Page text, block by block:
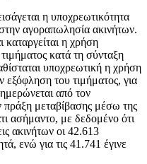
η υποχρεωτικότητα
αγοραπωλησία ακινήτων.
καταργείται η χρήση
κατά τη σύνταξη
υποχρεωτική η χρήση
του τιμήματος, για
από τον
μεταβίβασης μέσω της
ασήμαντο, με δεδομένο ότι
ακινήτων οι 42.613
ενώ για τις 41.741 έγινε